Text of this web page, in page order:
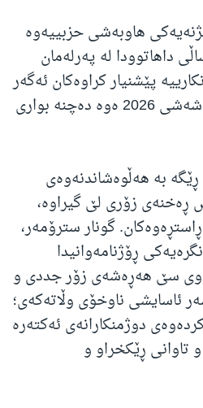
هاوبەشی حزبییەوە
داهاتوودا لە پەرلەمان
پێشنیار کراوەکان ئەگەر
پەسەند بکرێن، لە مانگی شەشی 2026 ەوە دەچنە بواری
بە هەڵوەشاندنەوەی
ڕەخنەی زۆری لێ گیراوە،
گونار سترۆمەر،
ڕۆژنامەوانیدا
سێ هەڕەشەی زۆر جددی و
ئاسایشی ناوخۆی وڵاتەکەی؛
دوژمنکارانەی ئەکتەرە
تاوانی ڕێکخراو و